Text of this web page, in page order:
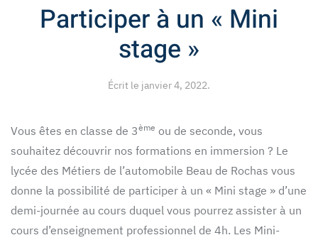
Participer à un « Mini
stage »
Écrit le janvier 4, 2022.
Vous êtes en classe de 3ème ou de seconde, vous
souhaitez découvrir nos formations en immersion ? Le
lycée des Métiers de l’automobile Beau de Rochas vous
donne la possibilité de participer à un « Mini stage » d’une
demi-journée au cours duquel vous pourrez assister à un
cours d’enseignement professionnel de 4h. Les Mini-